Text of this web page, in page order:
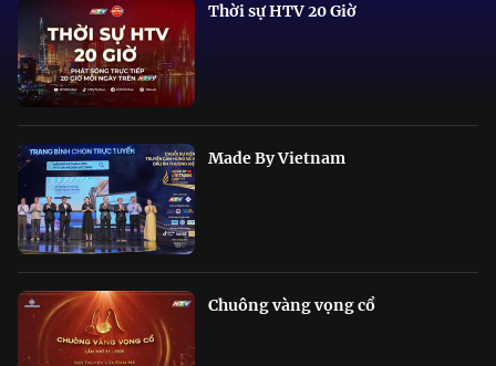
Thời sự HTV 20 Giờ
Made By Vietnam
Chuông vàng vọng cổ